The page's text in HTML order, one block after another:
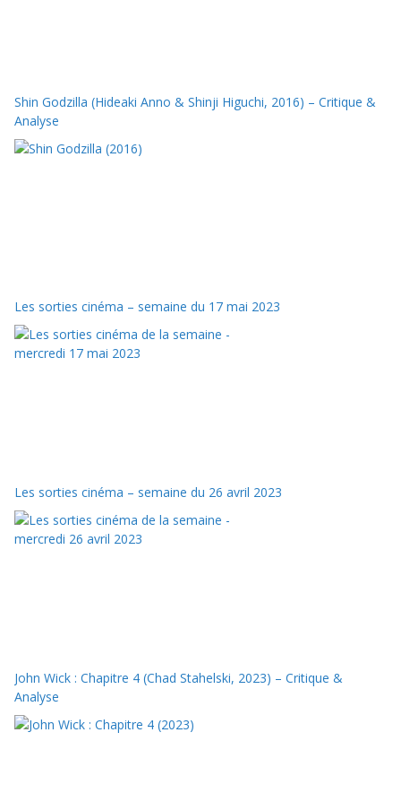
Shin Godzilla (Hideaki Anno & Shinji Higuchi, 2016) – Critique &
Analyse
Les sorties cinéma – semaine du 17 mai 2023
Les sorties cinéma – semaine du 26 avril 2023
John Wick : Chapitre 4 (Chad Stahelski, 2023) – Critique &
Analyse